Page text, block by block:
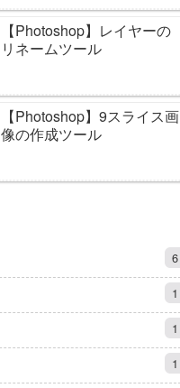
【Photoshop】レイヤーの
リネームツール
【Photoshop】9スライス画
像の作成ツール
6
1
1
1